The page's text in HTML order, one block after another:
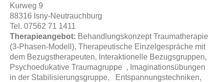
Kurweg 9
88316 Isny-Neutrauchburg
Tel. 07562 71 1411
Therapieangebot: Behandlungskonzept Traumatherapie
(3-Phasen-Modell), Therapeutische Einzelgespräche mit
dem Bezugstherapeuten, Interaktionelle Bezugsgruppen,
Psychoedukative Traumagruppe , Imaginationsübungen
in der Stabilisierungsgruppe, Entspannungstechniken,